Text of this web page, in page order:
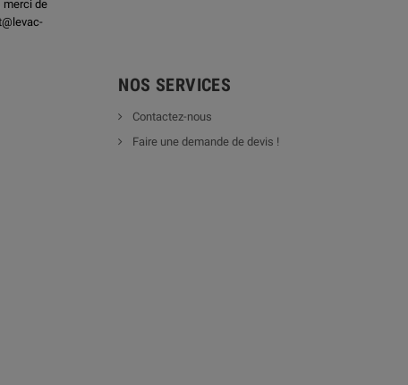
merci de
NOS SERVICES
Contactez-nous
Faire une demande de devis !